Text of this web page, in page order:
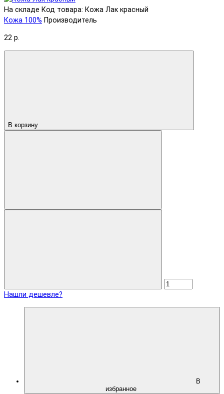
На складе Код товара: Кожа Лак красный
Кожа 100% Производитель
22 р.
В корзину
Нашли дешевле?
В
избранное